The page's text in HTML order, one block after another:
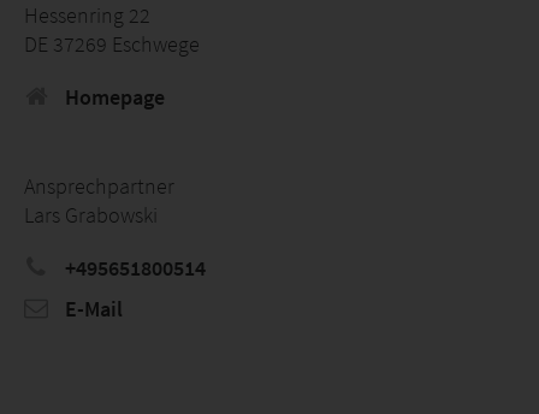
Hessenring 22
DE 37269 Eschwege
Homepage
Ansprechpartner
Lars Grabowski
+495651800514
E-Mail